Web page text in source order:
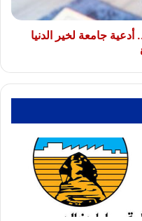
جامعة لخير الدنيا